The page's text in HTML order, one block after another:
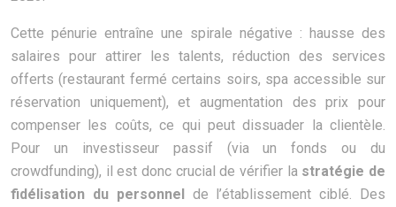
Cette pénurie entraîne une spirale négative : hausse des
salaires pour attirer les talents, réduction des services
offerts (restaurant fermé certains soirs, spa accessible sur
réservation uniquement), et augmentation des prix pour
compenser les coûts, ce qui peut dissuader la clientèle.
Pour un investisseur passif (via un fonds ou du
crowdfunding), il est donc crucial de vérifier la stratégie de
fidélisation du personnelde l’établissement ciblé. Des